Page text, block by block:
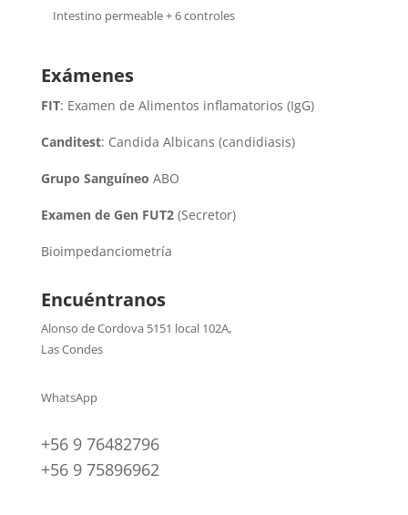
Intestino permeable + 6 controles
Exámenes
FIT: Examen de Alimentos inflamatorios (IgG)
Canditest: Candida Albicans (candidiasis)
Grupo Sanguíneo ABO
Examen de Gen FUT2(Secretor)
Bioimpedanciometría
Encuéntranos
Alonso de Cordova 5151 local 102A,
Las Condes
WhatsApp
+56 9 76482796
+56 9 75896962